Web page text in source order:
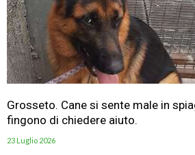
Grosseto. Cane si sente male in
fingono di chiedere aiuto.
23 Luglio 2026